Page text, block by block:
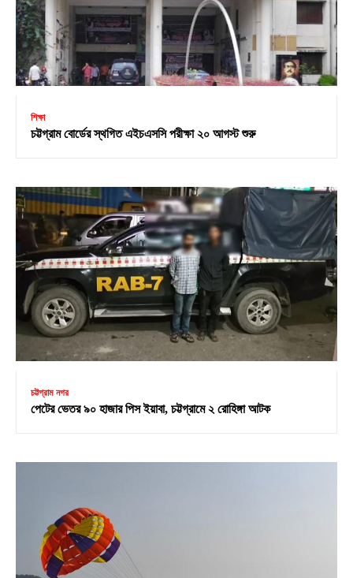
শিক্ষা
চট্টগ্রাম বোর্ডের স্থগিত এইচএসসি পরীক্ষা ২০ আগস্ট শুরু
চট্টগ্রাম নগর
পেটের ভেতর ৯০ হাজার পিস ইয়াবা, চট্টগ্রামে ২ রোহিঙ্গা আটক